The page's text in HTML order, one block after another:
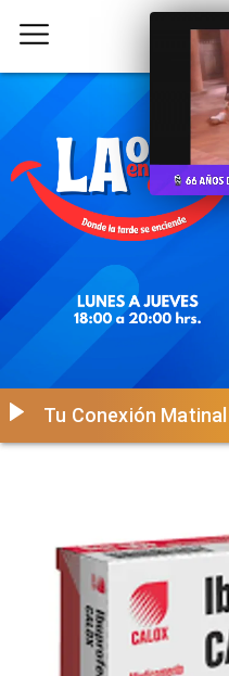
Tu Conexión Matinal